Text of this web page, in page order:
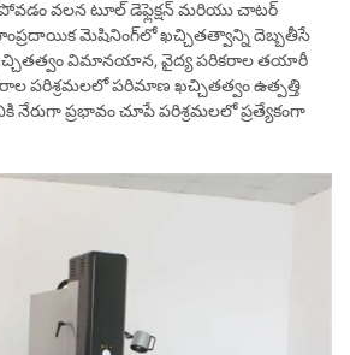
వలన టూల్ డెఫ్లెక్షన్ మరియు చాటర్
మెషినింగ్‌లో ఖచ్చితత్వాన్ని దెబ్బతీసే
విమానయాన, వైద్య పరికరాల తయారీ
పరిశ్రమలలో పరిమాణ ఖచ్చితత్వం ఉత్పత్తి
ప్రభావం చూపే పరిశ్రమలలో ప్రత్యేకంగా